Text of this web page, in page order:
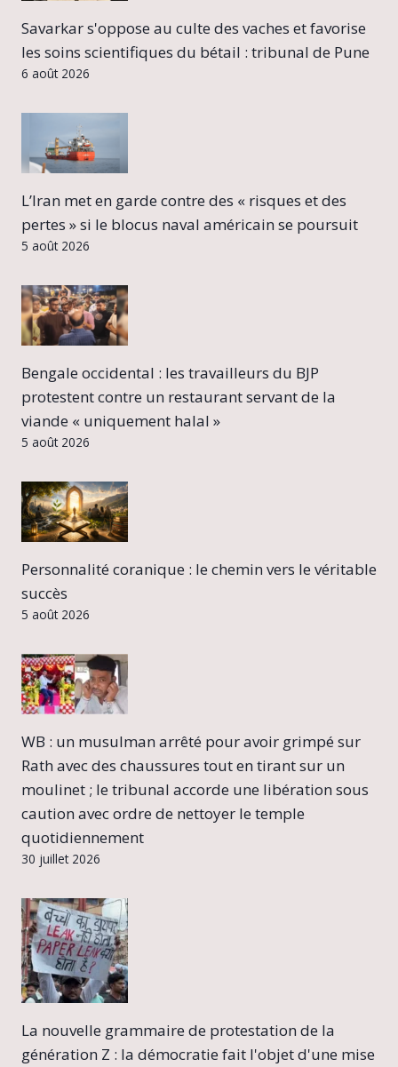
Savarkar s'oppose au culte des vaches et favorise
les soins scientifiques du bétail : tribunal de Pune
6 août 2026
L’Iran met en garde contre des « risques et des
pertes » si le blocus naval américain se poursuit
5 août 2026
Bengale occidental : les travailleurs du BJP
protestent contre un restaurant servant de la
viande « uniquement halal »
5 août 2026
Personnalité coranique : le chemin vers le véritable
succès
5 août 2026
WB : un musulman arrêté pour avoir grimpé sur
Rath avec des chaussures tout en tirant sur un
moulinet ; le tribunal accorde une libération sous
caution avec ordre de nettoyer le temple
quotidiennement
30 juillet 2026
La nouvelle grammaire de protestation de la
génération Z : la démocratie fait l'objet d'une mise